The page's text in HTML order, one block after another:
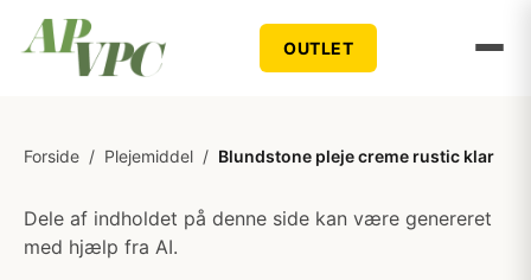
OUTLET
Forside / Plejemiddel / Blundstone pleje creme rustic klar
Dele af indholdet på denne side kan være genereret
med hjælp fra AI.